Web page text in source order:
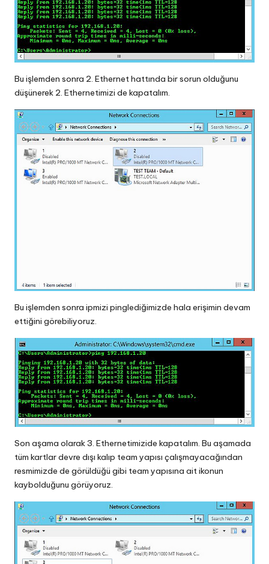
Bu işlemden sonra 2. Ethernet hattında bir sorun olduğunu
düşünerek 2. Ethernetimizi de kapatalım.
Bu işlemden sonra ipmizi pinglediğimizde hala erişimin devam
ettiğini görebiliyoruz.
Son aşama olarak 3. Ethernetimizide kapatalım. Bu aşamada
tüm kartlar devre dışı kalıp team yapısı çalışmayacağından
resmimizde de görüldüğü gibi team yapısına ait ikonun
kaybolduğunu görüyoruz.